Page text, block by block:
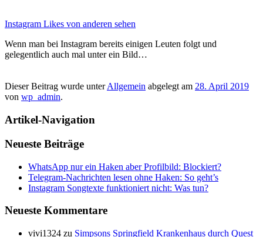
Instagram Likes von anderen sehen
Wenn man bei Instagram bereits einigen Leuten folgt und
gelegentlich auch mal unter ein Bild…
Dieser Beitrag wurde unterAllgemein abgelegt am 28. April 2019
von wp_admin.
Artikel-Navigation
Neueste Beiträge
WhatsApp nur ein Haken aber Profilbild: Blockiert?
Telegram-Nachrichten lesen ohne Haken: So geht’s
Instagram Songtexte funktioniert nicht: Was tun?
Neueste Kommentare
vivi1324 zu Simpsons Springfield Krankenhaus durch Quest